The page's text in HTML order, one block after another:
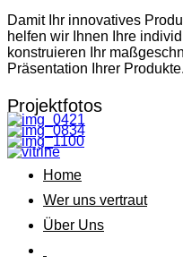
Damit Ihr innovatives
helfen wir Ihnen Ihre
konstruieren Ihr
Präsentation Ihrer Produkte.
Projektfotos
Home
Wer uns vertraut
Über Uns